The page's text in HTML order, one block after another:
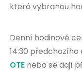
která vybranou
Denní hodinové
14:30
OTE nebo se dají